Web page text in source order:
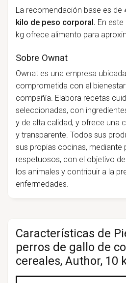
La recomendación base es de
kilo de peso corporal. En
kg ofrece alimento para
Sobre Ownat
Ownat es una empresa
comprometida con el
compañía. Elabora recetas
seleccionadas, con
y de alta calidad, y ofrece una
y transparente. Todos sus
sus propias cocinas, mediante
respetuosos, con el objetivo
los animales y contribuir a la
enfermedades.
Características de
perros de gallo de
cereales, Author, 10